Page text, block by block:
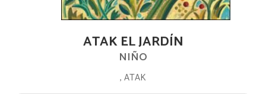
ATAK EL JARDÍN
NIÑO
, ATAK